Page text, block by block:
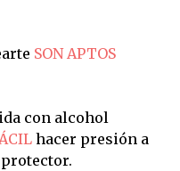
SON APTOS
con alcohol
hacer presión a